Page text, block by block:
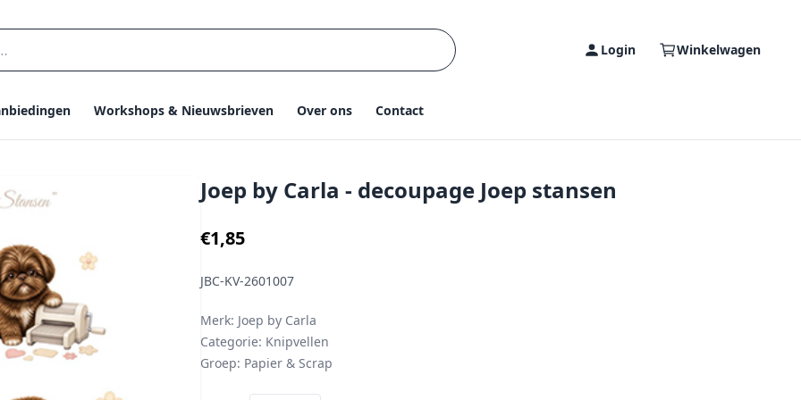
Login Winkelwagen
Workshops & Nieuwsbrieven Over ons Contact
Joep by Carla - decoupage Joep stansen
€1,85
JBC-KV-2601007
Merk: Joep by Carla
Categorie: Knipvellen
Groep: Papier & Scrap